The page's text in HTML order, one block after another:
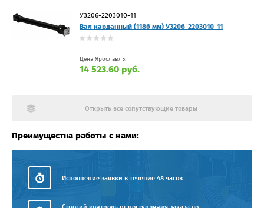
У3206-2203010-11
Вал карданный (1186 мм) У3206-2203010-11
Цена Ярославль:
14 523.60 руб.
Открыть все сопутствующие товары
Преимущества работы с нами:
Исполнение заявки в течение 48 часов